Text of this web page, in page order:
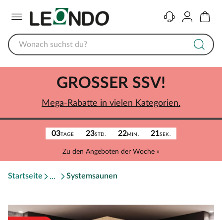
KontaktKonto
03TAGE 23STD. 22MIN. 21SEK.
Zu den Angeboten der Woche »
GROSSER SSV!
Mega-Rabatte in vielen Kategorien.
Startseite Systemsaunen